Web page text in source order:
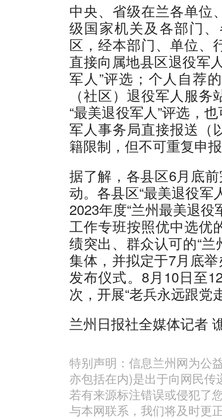
中央、省级在兰各单位
级国家机关及各部门
区，经本部门、单位、
直接向属地县区退役军
军人”评选；个人自荐
（社区）退役军人服
“最美退役军人”评选，
军人事务局直接报送（
籍限制，但不可重复申
据了解，各县区6月底
动。各县区“最美退役军
2023年度“兰州最美退
工作专班按照优中选优
绩突出、群众认可的“
集体，并拟定于7月底
发布仪式。8月10日至
次，开展“老兵永远跟党
兰州日报社全媒体记者
特别声明：信息兰州网为公
亦包括在内)是出于向网民
若有来源标注错误或侵犯了
与本网联系，我们将及时更